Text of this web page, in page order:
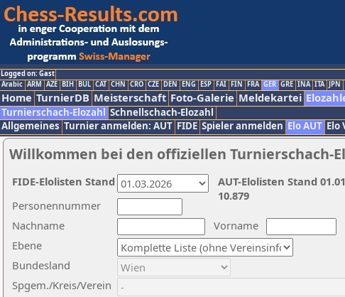
Logged on: Gast
Arabic ARM AZE BIH BUL CAT CHN CRO CZE DEN ENG ESP FAI FIN FRA GER GRE INA ITA JPN
Home TurnierDB Meisterschaft Foto-Galerie Meldekartei
Turnierschach-Elozahl Schnellschach-Elozahl
Allgemeines Turnier anmelden: AUT FIDE Spieler anmelden Elo AUT Elo
Willkommen bei den offiziellen Turnierschach-
Nachname
Vorname
Ebene
Personennummer
Bundesland
Spgem./Kreis/Verein
AUT-Elolisten Stand
10.879
FIDE-Elolisten Stand